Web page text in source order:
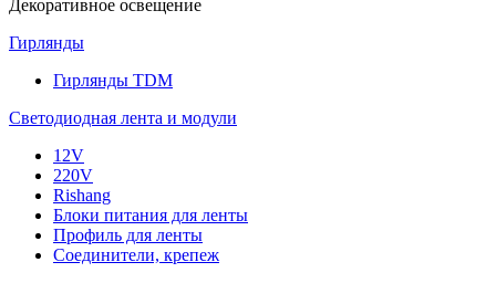
Декоративное освещение
Гирлянды
Гирлянды TDM
Светодиодная лента и модули
12V
220V
Rishang
Блоки питания для ленты
Профиль для ленты
Соединители, крепеж